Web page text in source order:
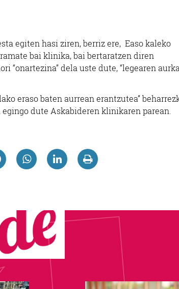
egiten hasi ziren, berriz ere, Easo kaleko
bai klinika, bai bertaratzen diren
“onartezina” dela uste dute, “legearen
eraso baten aurrean erantzutea”
dute Askabideren klinikaren parean.